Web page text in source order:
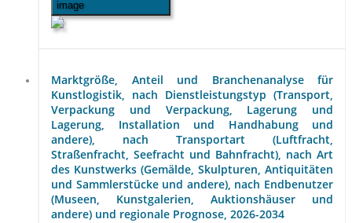
Marktgröße, Anteil und Branchenanalyse für
Kunstlogistik, nach Dienstleistungstyp (Transport,
Verpackung und Verpackung, Lagerung und
Lagerung, Installation und Handhabung und
andere), nach Transportart (Luftfracht,
Straßenfracht, Seefracht und Bahnfracht), nach Art
des Kunstwerks (Gemälde, Skulpturen, Antiquitäten
und Sammlerstücke und andere), nach Endbenutzer
(Museen, Kunstgalerien, Auktionshäuser und
andere) und regionale Prognose, 2026-2034